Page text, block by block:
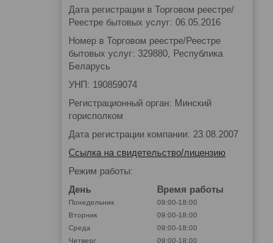
Дата регистрации в Торговом реестре/
Реестре бытовых услуг: 06.05.2016
Номер в Торговом реестре/Реестре
бытовых услуг: 329880, Республика
Беларусь
УНП: 190859074
Регистрационный орган: Минский
горисполком
Дата регистрации компании: 23.08.2007
Ссылка на свидетельство/лицензию
Режим работы:
День
Время работы
Понедельник
09:00-18:00
Вторник
09:00-18:00
Среда
09:00-18:00
Четверг
09:00-18:00